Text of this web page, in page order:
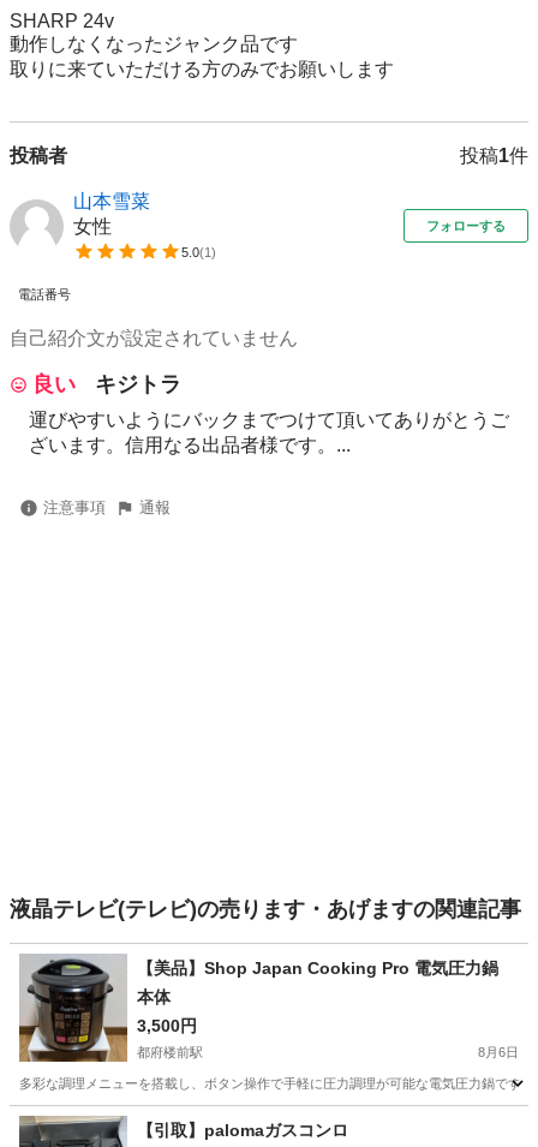
SHARP 24v
動作しなくなったジャンク品です
取りに来ていただける方のみでお願いします
投稿者 投稿1件
山本雪菜
女性
5.0(1)
フォローする
電話番号
自己紹介文が設定されていません
良い キジトラ
運びやすいようにバックまでつけて頂いてありがとうご
ざいます。信用なる出品者様です。...
注意事項 通報
液晶テレビ(テレビ)の売ります・あげますの関連記事
【美品】Shop Japan Cooking Pro 電気圧力鍋
本体
3,500円
都府楼前駅 8月6日
多彩な調理メニューを搭載し、ボタン操作で手軽に圧力調理が可能な電気圧力鍋です
福岡 太宰府市 都府楼前駅 キッチン家電
【引取】palomaガスコンロ